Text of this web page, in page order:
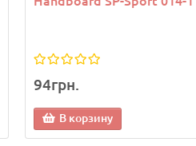
94грн.
В корзину